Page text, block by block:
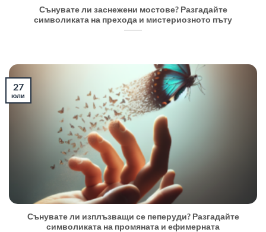
Сънувате ли заснежени мостове? Разгадайте
символиката на прехода и мистериозното пъту
Сънувате ли изплъзващи се пеперуди? Разгадайте
символиката на промяната и ефимерната
27
юли